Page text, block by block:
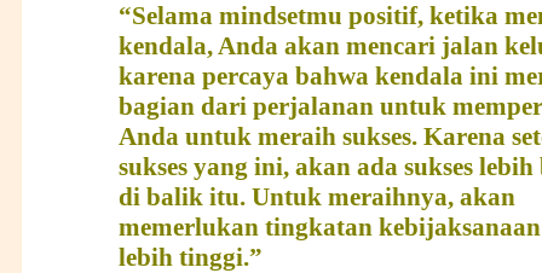
“Selama mindsetmu positif, ketika
kendala,Anda akan mencari jalan
karena percaya bahwa kendala ini
bagian dari perjalanan untuk
Anda untuk meraih sukses. Karena
sukses yang ini, akan ada sukses lebih
di balik itu. Untuk meraihnya, akan
memerlukan tingkatan
lebih tinggi.”